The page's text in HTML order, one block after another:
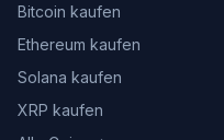
Bitcoin kaufen
Ethereum kaufen
Solana kaufen
XRP kaufen